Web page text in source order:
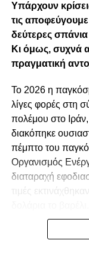
Υπάρχουν
τις
δεύτερες
Κι όμως, συχνά
πραγματική
Το 2026 η
λίγες φορές στη
πολέμου στο
διακόπηκε
πέμπτο του
Οργανισμός
διαταραχή
τιμές
Για μια χώρα